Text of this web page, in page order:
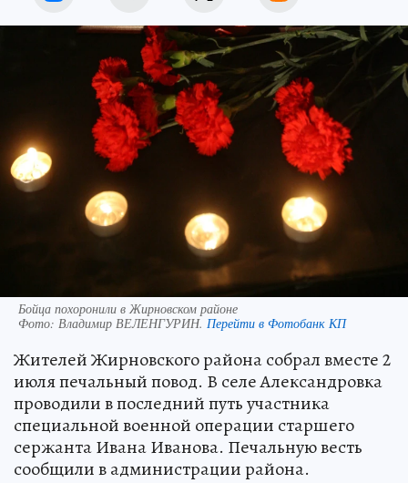
Бойца похоронили в Жирновском районе
Фото: Владимир ВЕЛЕНГУРИН. Перейти в Фотобанк КП
Жителей Жирновского района собрал вместе 2
июля печальный повод. В селе Александровка
проводили в последний путь участника
специальной военной операции старшего
сержанта Ивана Иванова. Печальную весть
сообщили в администрации района.